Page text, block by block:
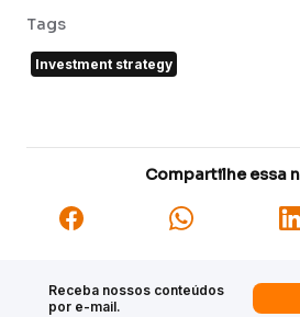
Tags
Investment strategy
Compartilhe essa
Receba nossos conteúdos
por e-mail.